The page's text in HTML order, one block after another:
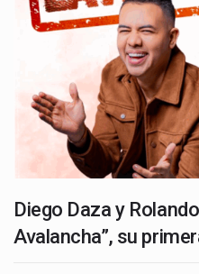
Diego Daza y
Avalancha”, su